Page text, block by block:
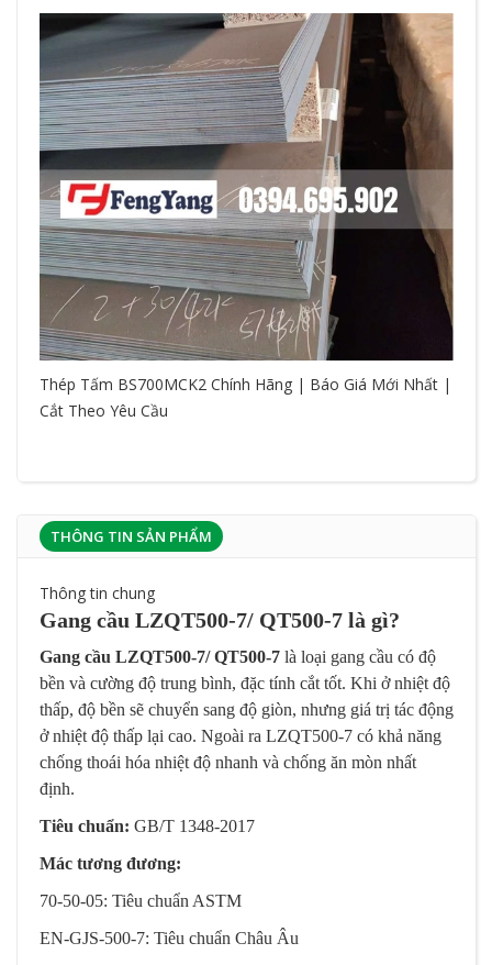
Thép Tấm BS700MCK2 Chính Hãng | Báo Giá Mới Nhất |
Cắt Theo Yêu Cầu
THÔNG TIN SẢN PHẨM
Thông tin chung
Gang cầu LZQT500-7/ QT500-7 là gì?
Gang cầu LZQT500-7/ QT500-7 là loại gang cầu có độ
bền và cường độ trung bình, đặc tính cắt tốt. Khi ở nhiệt độ
thấp, độ bền sẽ chuyển sang độ giòn, nhưng giá trị tác động
ở nhiệt độ thấp lại cao. Ngoài ra LZQT500-7 có khả năng
chống thoái hóa nhiệt độ nhanh và chống ăn mòn nhất
định.
Tiêu chuẩn: GB/T 1348-2017
Mác tương đương:
70-50-05: Tiêu chuẩn ASTM
EN-GJS-500-7: Tiêu chuẩn Châu Âu